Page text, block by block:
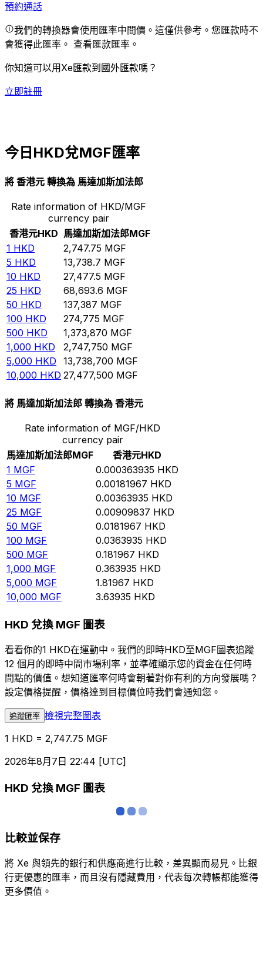
預約通話
我們的轉換器會使用匯率中間價。這僅供參考。您匯款時不
會獲得此匯率。 查看匯款匯率。
你知道可以用Xe匯款到國外匯款嗎？
立即註冊
今日HKD兌MGF匯率
將 香港元 轉換為 馬達加斯加法郎
Rate information of HKD/MGF
currency pair
香港元HKD 馬達加斯加法郎MGF
1 HKD 2,747.75 MGF
5 HKD 13,738.7 MGF
10 HKD 27,477.5 MGF
25 HKD 68,693.6 MGF
50 HKD 137,387 MGF
100 HKD 274,775 MGF
500 HKD 1,373,870 MGF
1,000 HKD 2,747,750 MGF
5,000 HKD 13,738,700 MGF
10,000 HKD 27,477,500 MGF
將 馬達加斯加法郎 轉換為 香港元
Rate information of MGF/HKD
currency pair
馬達加斯加法郎MGF 香港元HKD
1 MGF 0.000363935 HKD
5 MGF 0.00181967 HKD
10 MGF 0.00363935 HKD
25 MGF 0.00909837 HKD
50 MGF 0.0181967 HKD
100 MGF 0.0363935 HKD
500 MGF 0.181967 HKD
1,000 MGF 0.363935 HKD
5,000 MGF 1.81967 HKD
10,000 MGF 3.63935 HKD
HKD 兌換 MGF 圖表
看看你的1 HKD在運動中。我們的即時HKD至MGF圖表追蹤
12 個月的即時中間市場利率，並準確顯示您的資金在任何時
間點的價值。想知道匯率何時會朝著對你有利的方向發展嗎？
設定價格提醒，價格達到目標價位時我們會通知您。
追蹤匯率 檢視完整圖表
1 HKD = 2,747.75 MGF
2026年8月7日 22:44 [UTC]
HKD 兌換 MGF 圖表
比較並保存
將 Xe 與領先的銀行和供應商進行比較，差異顯而易見。比銀
行更優惠的匯率，而且沒有隱藏費用，代表每次轉帳都能獲得
更多價值。